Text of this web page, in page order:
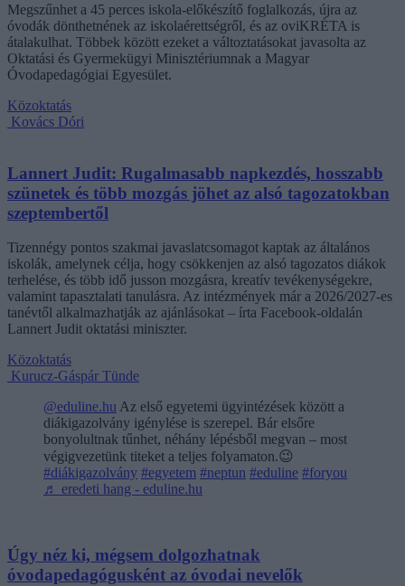
Megszűnhet a 45 perces iskola-előkészítő foglalkozás, újra az
óvodák dönthetnének az iskolaérettségről, és az oviKRÉTA is
átalakulhat. Többek között ezeket a változtatásokat javasolta az
Oktatási és Gyermekügyi Minisztériumnak a Magyar
Óvodapedagógiai Egyesület.
Közoktatás
Kovács Dóri
Lannert Judit: Rugalmasabb napkezdés, hosszabb
szünetek és több mozgás jöhet az alsó tagozatokban
szeptembertől
Tizennégy pontos szakmai javaslatcsomagot kaptak az általános
iskolák, amelynek célja, hogy csökkenjen az alsó tagozatos diákok
terhelése, és több idő jusson mozgásra, kreatív tevékenységekre,
valamint tapasztalati tanulásra. Az intézmények már a 2026/2027-es
tanévtől alkalmazhatják az ajánlásokat – írta Facebook-oldalán
Lannert Judit oktatási miniszter.
Közoktatás
Kurucz-Gáspár Tünde
@eduline.hu Az első egyetemi ügyintézések között a
diákigazolvány igénylése is szerepel. Bár elsőre
bonyolultnak tűnhet, néhány lépésből megvan – most
végigvezetünk titeket a teljes folyamaton.😉
#diákigazolvány #egyetem #neptun #eduline #foryou
♬ eredeti hang - eduline.hu
Úgy néz ki, mégsem dolgozhatnak
óvodapedagógusként az óvodai nevelők